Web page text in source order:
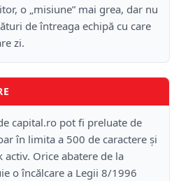
o „misiune” mai grea, dar nu
de întreaga echipă cu care
zi.
capital.ro pot fi preluate de
în limita a 500 de caractere și
activ. Orice abatere de la
o încălcare a Legii 8/1996